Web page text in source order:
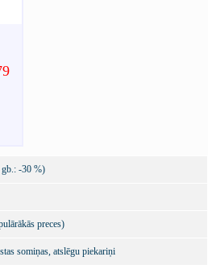
gb.: -30 %)
preces)
somiņas, atslēgu piekariņi